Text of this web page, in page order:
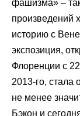
фашизма» –
произведений
историю с
экспозиция,
Флоренции с
2013-го, стала
не менее
Бэкон и